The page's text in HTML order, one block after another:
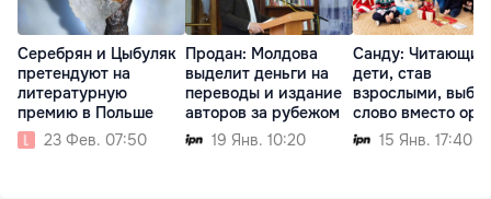
Серебрян и Цыбуляк
претендуют на
литературную
премию в Польше
23 Фев. 07:50
Продан: Молдова
выделит деньги на
переводы и издание
авторов за рубежом
19 Янв. 10:20
Санду: Читающие
дети, став
взрослыми,
слово вместо
15 Янв. 17:40